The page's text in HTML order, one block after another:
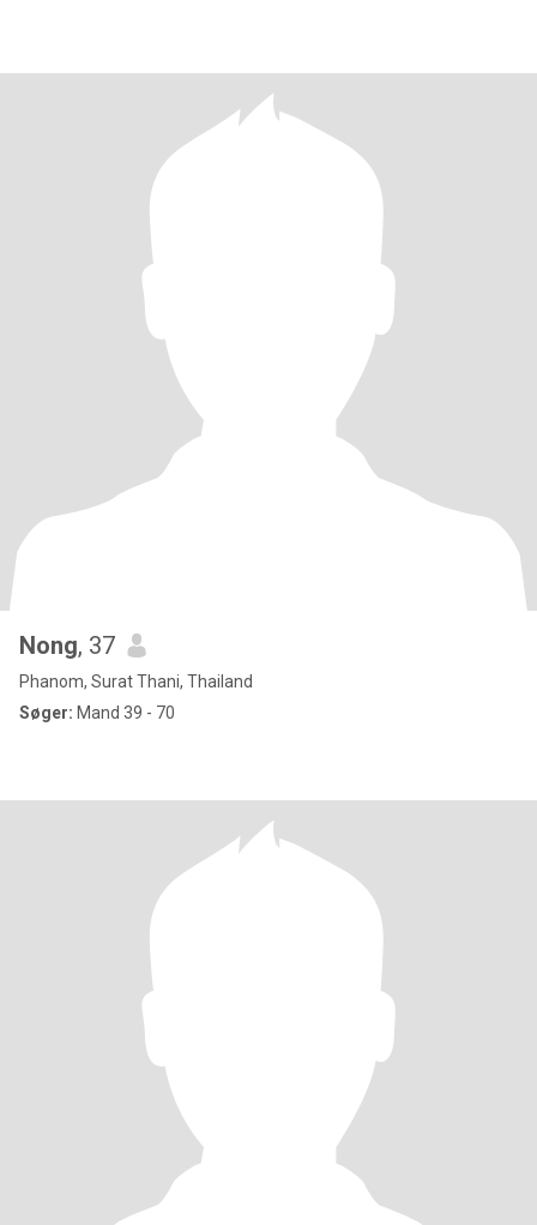
Nong, 37
Phanom, Surat Thani, Thailand
Søger: Mand 39 - 70